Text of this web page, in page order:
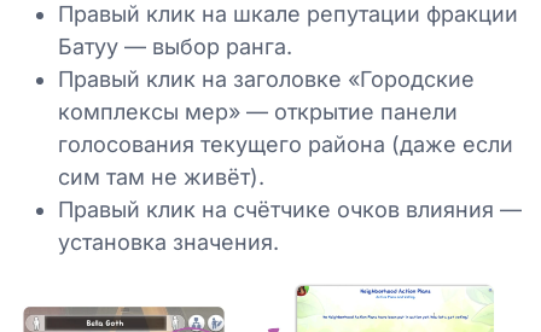
Правый клик на шкале репутации фракции
Батуу — выбор ранга.
Правый клик на заголовке «Городские
комплексы мер» — открытие панели
голосования текущего района (даже если
сим там не живёт).
Правый клик на счётчике очков влияния —
установка значения.